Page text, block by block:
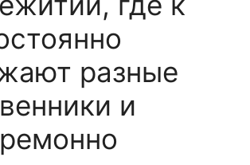
разные
и